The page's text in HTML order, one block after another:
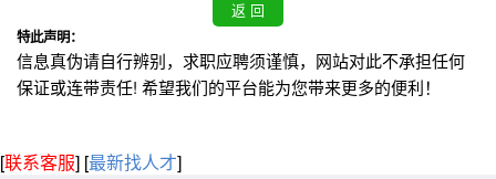
特此声明：
信息真伪请自行辨别，求职应聘须谨慎，网站对此不承担任何
保证或连带责任! 希望我们的平台能为您带来更多的便利！
[联系客服] [最新找人才]